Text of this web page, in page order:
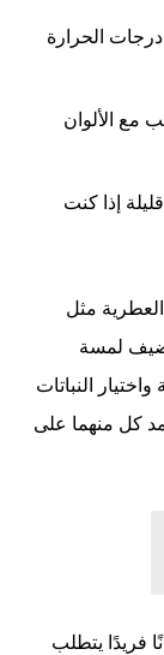
درجات الحرارة
مع الألوان
إذا كنت
مثل
لمسة
النباتات
كل منهما على
فريدًا يتطلب